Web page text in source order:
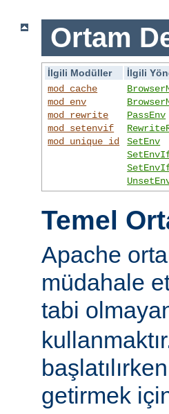
Ortam
İlgili Modüller
İlgili
mod_cache
mod_env
mod_rewrite
mod_setenvif
mod_unique_id
PassEnv
SetEnv
Temel
Apache
müdahale
tabi
getirmek